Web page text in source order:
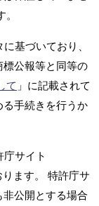
基づいており、
公報等と同等の
て 」に記載されて
手続きを行うか
サイト
ます。 特許庁サ
公開とする場合